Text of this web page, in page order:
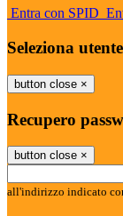
Entra con SPID
Seleziona utente
button close ×
Recupero
button close ×
all'indirizzo indicato